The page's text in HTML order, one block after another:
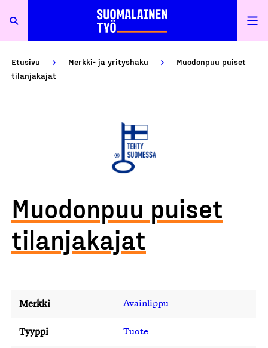
Etusivu Merkki- ja yrityshaku
Muodonpuu puiset
tilanjakajat
Muodonpuu puiset
tilanjakajat
Merkki Avainlippu
Tyyppi Tuote